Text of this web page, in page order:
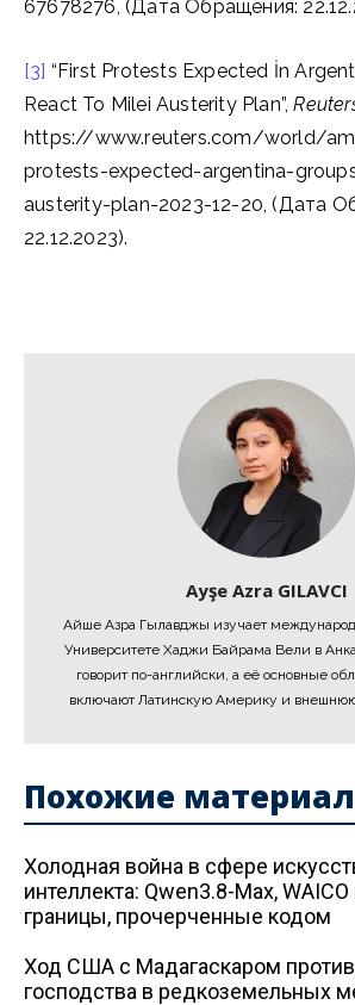
67678276, (Дата Обращения:
[3] “First Protests Expected İn
React To Milei Austerity Plan”,
https://www.reuters.com/world/
protests-expected-argentina-
austerity-plan-2023-12-20, (Дата
22.12.2023).
Ayşe Azra GILAVCI
Айше Азра Гылавджы изучает
Университете Хаджи Байрама Вели в
говорит по-английски, а её основные
включают Латинскую Америку и
Похожие
Холодная война в сфере
интеллекта: Qwen3.8-Max,
границы, прочерченные кодом
Ход США с Мадагаскаром против
господства в редкоземельных